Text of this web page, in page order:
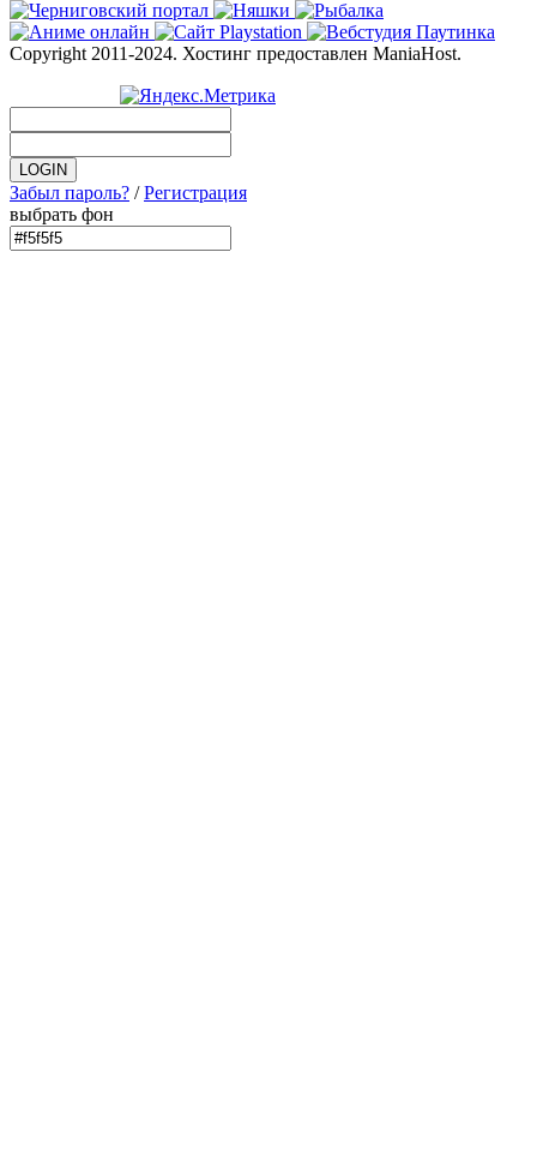
Copyright 2011-2024. Хостинг предоставлен ManiaHost.
Забыл пароль? /Регистрация
выбрать фон